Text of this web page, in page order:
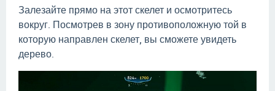
Залезайте прямо на этот скелет и осмотритесь
вокруг. Посмотрев в зону противоположную той в
которую направлен скелет, вы сможете увидеть
дерево.